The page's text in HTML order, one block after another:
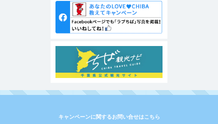
キャンペーンに関するお問い合せはこちら